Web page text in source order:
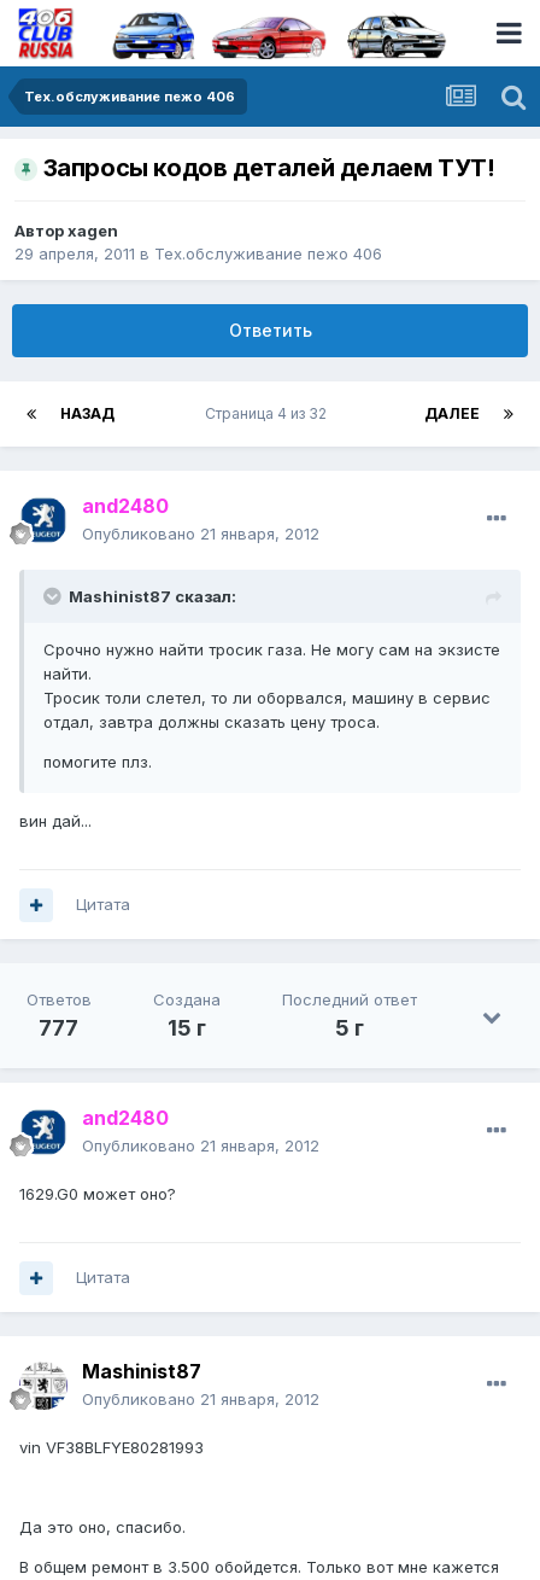
Тех.обслуживание пежо 406
Запросы кодов деталей делаем ТУТ!
Авторxagen
29 апреля, 2011 в Тех.обслуживание пежо 406
Ответить
НАЗАД ДАЛЕЕ
Страница 4 из 32
and2480
Опубликовано 21 января, 2012
Mashinist87 сказал:
Срочно нужно найти тросик газа. Не могу сам на экзисте
найти.
Тросик толи слетел, то ли оборвался, машину в сервис
отдал, завтра должны сказать цену троса.
помогите плз.
вин дай...
Цитата
Ответов
777
Создана
15 г
Последний ответ
5 г
and2480
Опубликовано 21 января, 2012
1629.G0 может оно?
Цитата
Mashinist87
Опубликовано 21 января, 2012
vin VF38BLFYE80281993
Да это оно, спасибо.
В общем ремонт в 3.500 обойдется. Только вот мне кажется